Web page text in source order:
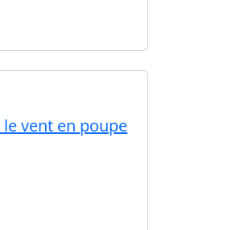
vent en poupe